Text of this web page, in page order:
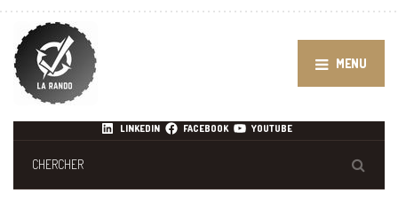
MENU
LINKEDIN FACEBOOK YOUTUBE